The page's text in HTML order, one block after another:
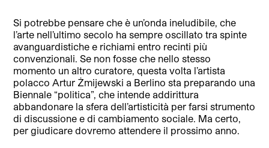
Si potrebbe pensare che è un’onda ineludibile, che
l’arte nell’ultimo secolo ha sempre oscillato tra spinte
avanguardistiche e richiami entro recinti più
convenzionali. Se non fosse che nello stesso
momento un altro curatore, questa volta l’artista
polacco Artur Żmijewski a Berlino sta preparando una
Biennale “politica”, che intende addirittura
abbandonare la sfera dell’artisticità per farsi strumento
di discussione e di cambiamento sociale. Ma certo,
per giudicare dovremo attendere il prossimo anno.